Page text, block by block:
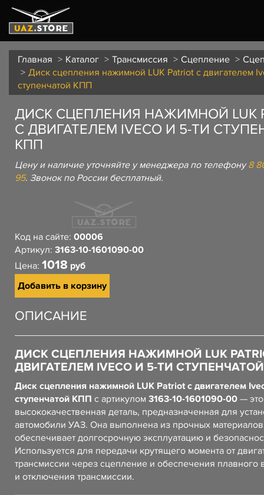
Главная Каталог Трансмиссия Сцепление
Диск сцепления нажимной LUK Patriot с двигателем
ступенчатой КПП
ДИСК СЦЕПЛЕНИЯ НАЖИМНОЙ LUK
С ДВИГАТЕЛЕМ IVECO И 5-ТИ
КПП
Цену и наличие уточняйте у менеджера по телефону8
95. Звонок по России бесплатный.
Код на сайте: 00006
Артикул: 3163-10-1601090-00
Цена: 1018 руб
Добавить в корзину
ОПИСАНИЕ
ДИСК СЦЕПЛЕНИЯ НАЖИМНОЙ LUK
ДВИГАТЕЛЕМ IVECO И 5-ТИ
Диск сцепления нажимной LUK Patriot с двигателем
ступенчатой КПП с артикулом 3163-10-1601090-00 — это
высококачественная деталь, предназначенная для
автомобили УАЗ. Она выполнена из прочных
обеспечивает долгосрочную эксплуатацию и
Используется для передачи крутящего момента от
трансмиссии через сцепление и обеспечения плавного
и отключения трансмиссии.